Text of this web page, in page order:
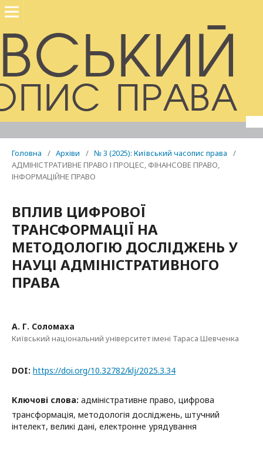
Головна / Архіви / № 3 (2025): Київський часопис права
/
АДМІНІСТРАТИВНЕ ПРАВО І ПРОЦЕС, ФІНАНСОВЕ ПРАВО,
ІНФОРМАЦІЙНЕ ПРАВО
ВПЛИВ ЦИФРОВОЇ
ТРАНСФОРМАЦІЇ НА
МЕТОДОЛОГІЮ ДОСЛІДЖЕНЬ У
НАУЦІ АДМІНІСТРАТИВНОГО
ПРАВА
А. Г. Соломаха
Київський національний університет імені Тараса Шевченка
DOI: https://doi.org/10.32782/klj/2025.3.34
Ключові слова: адміністративне право, цифрова
трансформація, методологія досліджень, штучний
інтелект, великі дані, електронне урядування